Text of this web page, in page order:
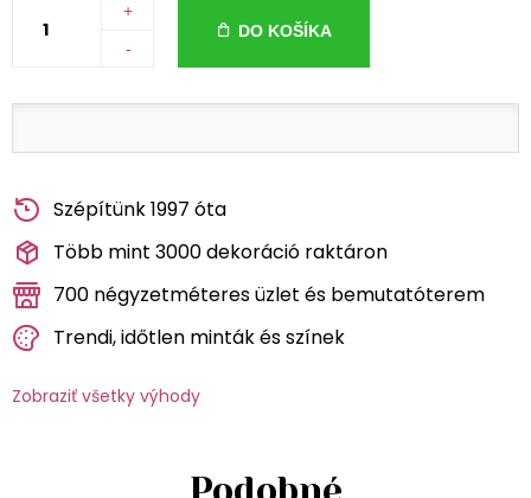
+
-
DO KOŠÍKA
Szépítünk 1997 óta
Több mint 3000 dekoráció raktáron
700 négyzetméteres üzlet és bemutatóterem
Trendi, időtlen minták és színek
Zobraziť všetky výhody